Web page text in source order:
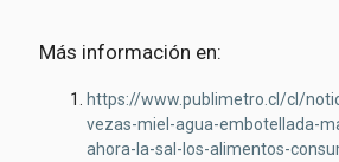
Más información en:
https://www.publimetro.cl/cl/
vezas-miel-agua-embotellada-
ahora-la-sal-los-alimentos-